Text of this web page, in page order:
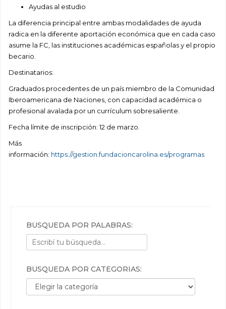
Ayudas al estudio
La diferencia principal entre ambas modalidades de ayuda
radica en la diferente aportación económica que en cada caso
asume la FC, las instituciones académicas españolas y el propio
becario.
Destinatarios:
Graduados procedentes de un país miembro de la Comunidad
Iberoamericana de Naciones, con capacidad académica o
profesional avalada por un currículum sobresaliente.
Fecha límite de inscripción: 12 de marzo.
Más
información: https://gestion.fundacioncarolina.es/programas
BÚSQUEDA POR PALABRAS:
BÚSQUEDA POR CATEGORÍAS:
Búsqueda por categorías: